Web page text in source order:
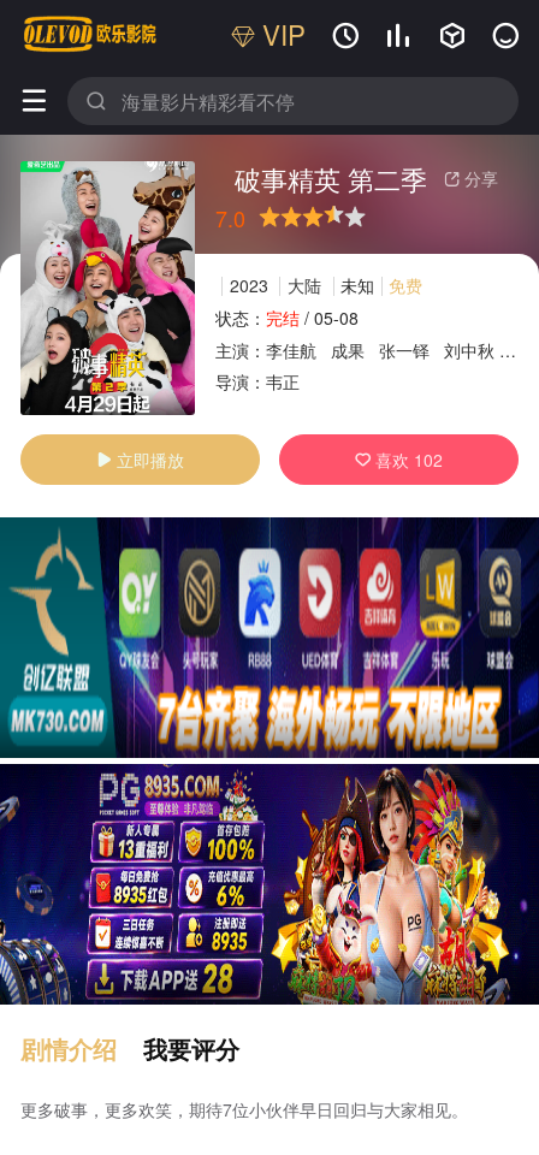
VIP    
 
 分享
破事精英 第二季
7.0
很差较差还行 推荐力荐
2023 大陆 未知
免费
状态： 完结/ 05-08
主演： 李佳航 成果 张一铎 刘中秋
屠
导演： 韦正
 立即播放  喜欢 102
广告
剧情介绍 我要评分
更多破事，更多欢笑，期待7位小伙伴早日回归与大家相见。